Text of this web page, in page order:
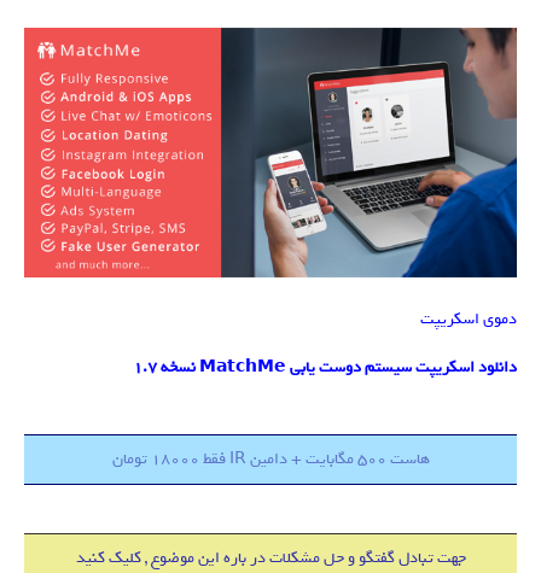
دموی اسکریپت
دانلود اسکریپت سیستم دوست یابی MatchMe نسخه 1.7
هاست 500 مگابایت + دامین IR فقط 18000 تومان
جهت تبادل گفتگو و حل مشکلات در باره این موضوع , کلیک کنید